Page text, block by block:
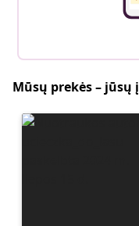
Mūsų prekės –